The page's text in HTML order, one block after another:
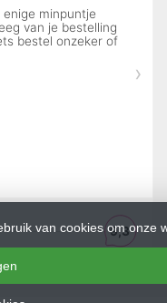
van cookies om onze